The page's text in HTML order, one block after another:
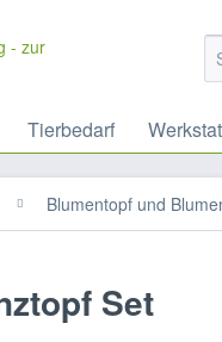
Tierbedarf
Blumentopf und
Set